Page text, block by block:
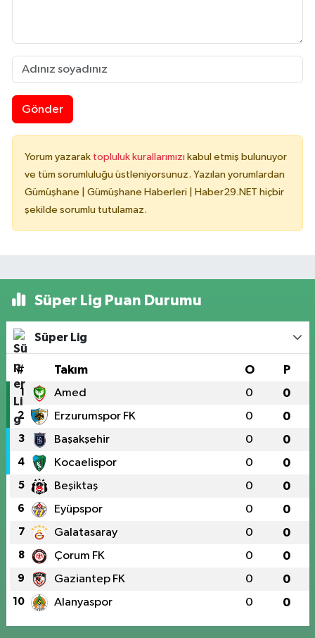
Gönder
Yorum yazarak topluluk kurallarımızı kabul etmiş bulunuyor
ve tüm sorumluluğu üstleniyorsunuz. Yazılan yorumlardan
Gümüşhane | Gümüşhane Haberleri | Haber29.NET hiçbir
şekilde sorumlu tutulamaz.
Süper Lig Puan Durumu
Süper Lig
# Takım O P
1 Amed 0 0
2 Erzurumspor FK 0 0
3 Başakşehir 0 0
4 Kocaelispor 0 0
5 Beşiktaş 0 0
6 Eyüpspor 0 0
7 Galatasaray 0 0
8 Çorum FK 0 0
9 Gaziantep FK 0 0
10 Alanyaspor 0 0